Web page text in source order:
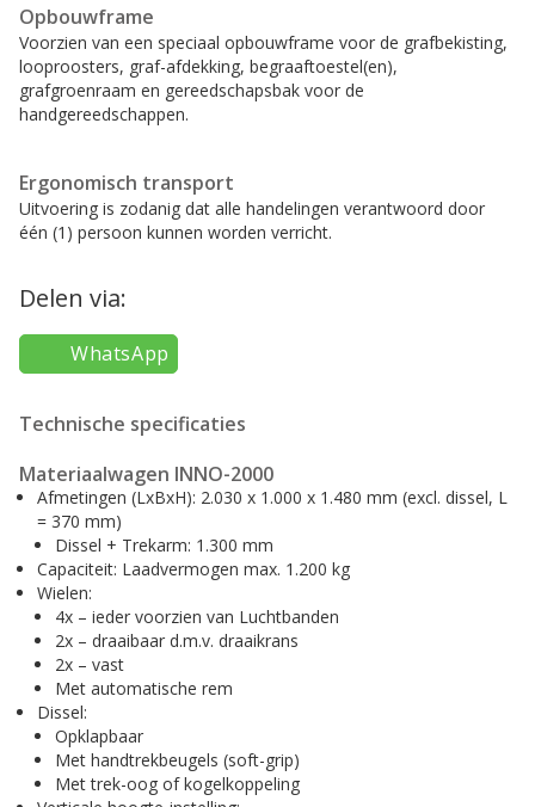
Opbouwframe
Voorzien van een speciaal opbouwframe voor de grafbekisting,
looproosters, graf-afdekking, begraaftoestel(en),
grafgroenraam en gereedschapsbak voor de
handgereedschappen.
Ergonomisch transport
Uitvoering is zodanig dat alle handelingen verantwoord door
één (1) persoon kunnen worden verricht.
Delen via:
WhatsApp
Technische specificaties
Materiaalwagen INNO-2000
Afmetingen (LxBxH): 2.030 x 1.000 x 1.480 mm (excl. dissel, L
= 370 mm)
Dissel + Trekarm: 1.300 mm
Capaciteit: Laadvermogen max. 1.200 kg
Wielen:
4x – ieder voorzien van Luchtbanden
2x – draaibaar d.m.v. draaikrans
2x – vast
Met automatische rem
Dissel:
Opklapbaar
Met handtrekbeugels (soft-grip)
Met trek-oog of kogelkoppeling